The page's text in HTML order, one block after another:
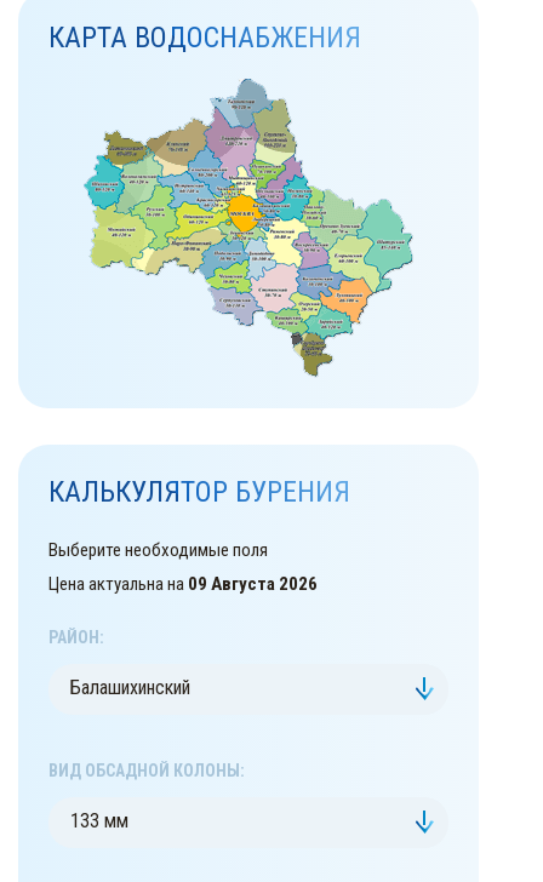
КАРТА ВОДОСНАБЖЕНИЯ
КАЛЬКУЛЯТОР БУРЕНИЯ
Выберите необходимые поля
Цена актуальна на 09 Августа 2026
РАЙОН:
Балашихинский
ВИД ОБСАДНОЙ КОЛОНЫ:
133 мм